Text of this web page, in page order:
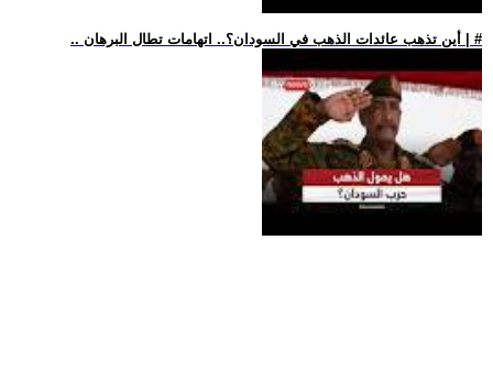
.. أين تذهب عائدات الذهب في السودان؟.. اتهامات تطال البرهان | #